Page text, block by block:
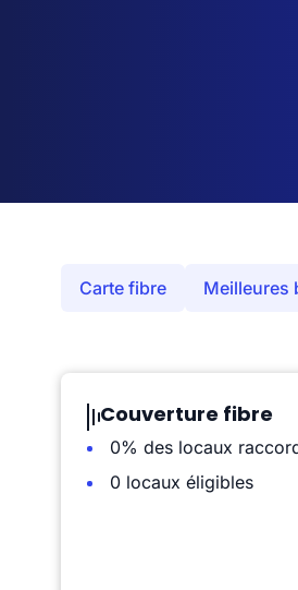
Carte fibre Meilleures
Couverture fibre
0% des locaux
0 locaux éligibles